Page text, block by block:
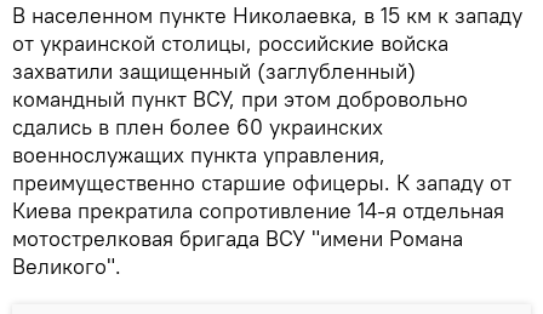
В населенном пункте Николаевка, в 15 км к западу
от украинской столицы, российские войска
захватили защищенный (заглубленный)
командный пункт ВСУ, при этом добровольно
сдались в плен более 60 украинских
военнослужащих пункта управления,
преимущественно старшие офицеры. К западу от
Киева прекратила сопротивление 14-я отдельная
мотострелковая бригада ВСУ "имени Романа
Великого".